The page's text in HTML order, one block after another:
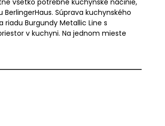
všetko potrebné kuchynské náčinie,
Súprava kuchynského
Burgundy Metallic Line s
v kuchyni. Na jednom mieste